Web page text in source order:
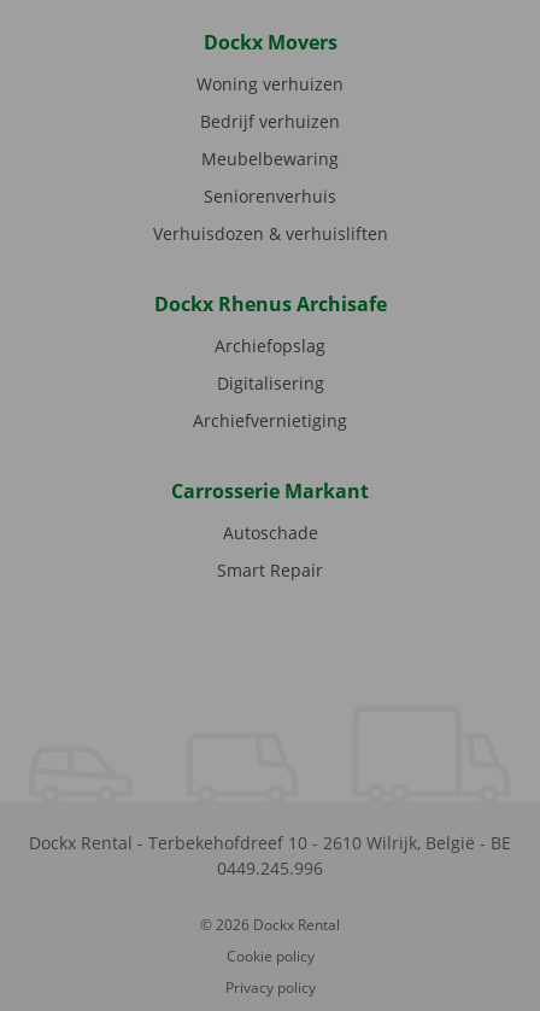
Dockx Movers
Woning verhuizen
Bedrijf verhuizen
Meubelbewaring
Seniorenverhuis
Verhuisdozen & verhuisliften
Dockx Rhenus Archisafe
Archiefopslag
Digitalisering
Archiefvernietiging
Carrosserie Markant
Autoschade
Smart Repair
Dockx Rental - Terbekehofdreef 10 - 2610 Wilrijk, België - BE
0449.245.996
© 2026 Dockx Rental
Cookie policy
Privacy policy